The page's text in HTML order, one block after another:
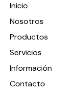
Inicio
Nosotros
Productos
Servicios
Información
Contacto